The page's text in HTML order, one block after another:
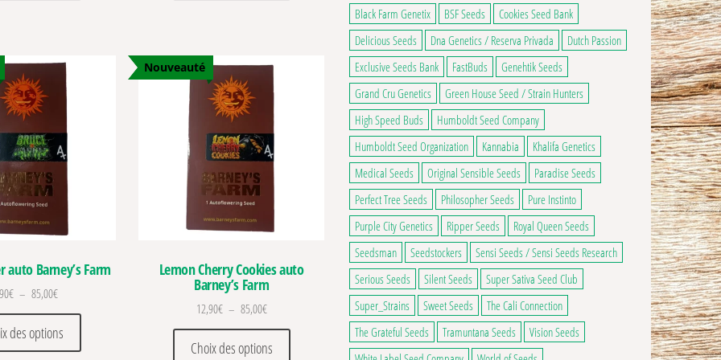
Les options peuvent être choisies sur la page du produit
auto Barney’s Farm
€ – 85,00€Plage de prix : 12,90€ à 85,00€
des options
Ce produit a plusieurs variations. Les options peuvent être choisies sur la page du produit
Nouveauté
Lemon Cherry Cookies auto
Barney’s Farm
12,90€ – 85,00€Plage de prix : 12,90€ à 85,00€
Choix des options
Ce produit a plusieurs variations. Les options peuvent être choisies sur la page du produit
Black Farm Genetix
BSF Seeds
Cookies Seed Bank
Delicious Seeds
Dna Genetics / Reserva Privada
Dutch Passion
Exclusive Seeds Bank
FastBuds
Genehtik Seeds
Grand Cru Genetics
Green House Seed / Strain Hunters
High Speed Buds
Humboldt Seed Company
Humboldt Seed Organization
Kannabia
Khalifa Genetics
Medical Seeds
Original Sensible Seeds
Paradise Seeds
Perfect Tree Seeds
Philosopher Seeds
Pure Instinto
Purple City Genetics
Ripper Seeds
Royal Queen Seeds
Seedsman
Seedstockers
Sensi Seeds / Sensi Seeds Research
Serious Seeds
Silent Seeds
Super Sativa Seed Club
Super_Strains
Sweet Seeds
The Cali Connection
The Grateful Seeds
Tramuntana Seeds
Vision Seeds